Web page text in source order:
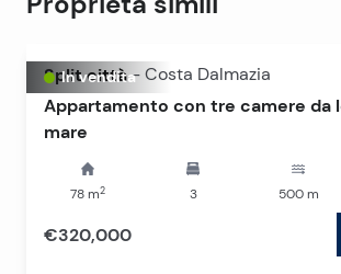
In vendita
Split città - Costa Dalmazia
Appartamento con tre camere da
mare
78 m2 3 500m
€320,000